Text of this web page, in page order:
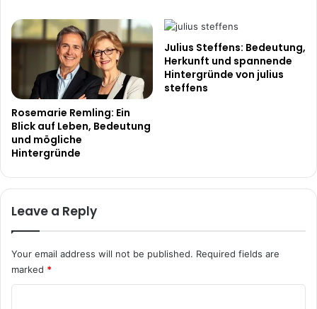
Rosemarie Remling: Ein
Blick auf Leben, Bedeutung
und mögliche
Hintergründe
Julius Steffens: Bedeutung,
Herkunft und spannende
Hintergründe von julius
steffens
Leave a Reply
Your email address will not be published. Required fields are
marked *